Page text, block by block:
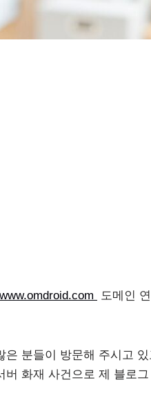
www.omdroid.com
도메인
분들이 방문해 주시고
버 화재 사건으로 제 블로